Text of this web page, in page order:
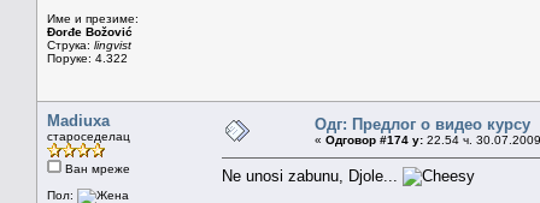
Име и презиме:
Đorđe Božović
Струка: lingvist
Поруке: 4.322
Madiuxa
староседелац
Ван мреже
Пол:
Одг: Предлог о видео курсу
« Одговор #174 у: 22.54 ч.
Ne unosi zabunu, Djole...